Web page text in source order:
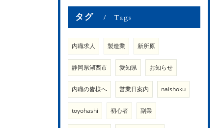
タグ Tags
内職求人 製造業 新所原
静岡県湖西市 愛知県 お知らせ
内職の皆様へ 営業日案内 naishoku
toyohashi 初心者 副業